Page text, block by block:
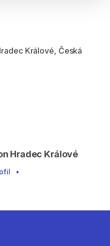
Králové, Česká
Hradec Králové
•